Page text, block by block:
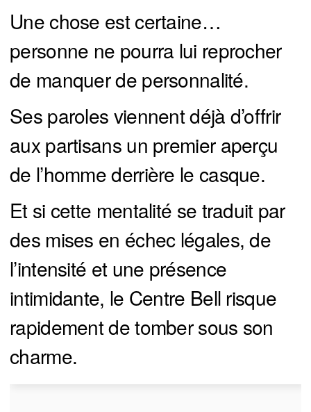
Une chose est certaine…
personne ne pourra lui reprocher
de manquer de personnalité.
Ses paroles viennent déjà d’offrir
aux partisans un premier aperçu
de l’homme derrière le casque.
Et si cette mentalité se traduit par
des mises en échec légales, de
l’intensité et une présence
intimidante, le Centre Bell risque
rapidement de tomber sous son
charme.